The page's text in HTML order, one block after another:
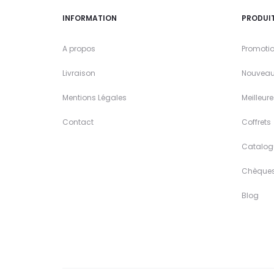
INFORMATION
A propos
Livraison
Mentions Légales
Contact Coffrets
Blog